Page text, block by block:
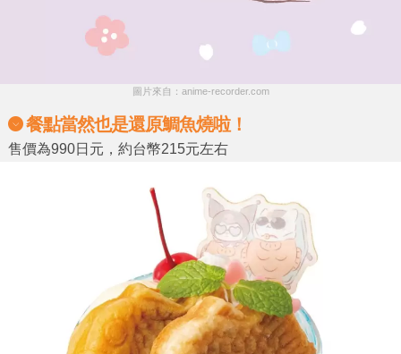
圖片來自：anime-recorder.com
餐點當然也是還原鯛魚燒啦！
售價為990日元，約台幣215元左右